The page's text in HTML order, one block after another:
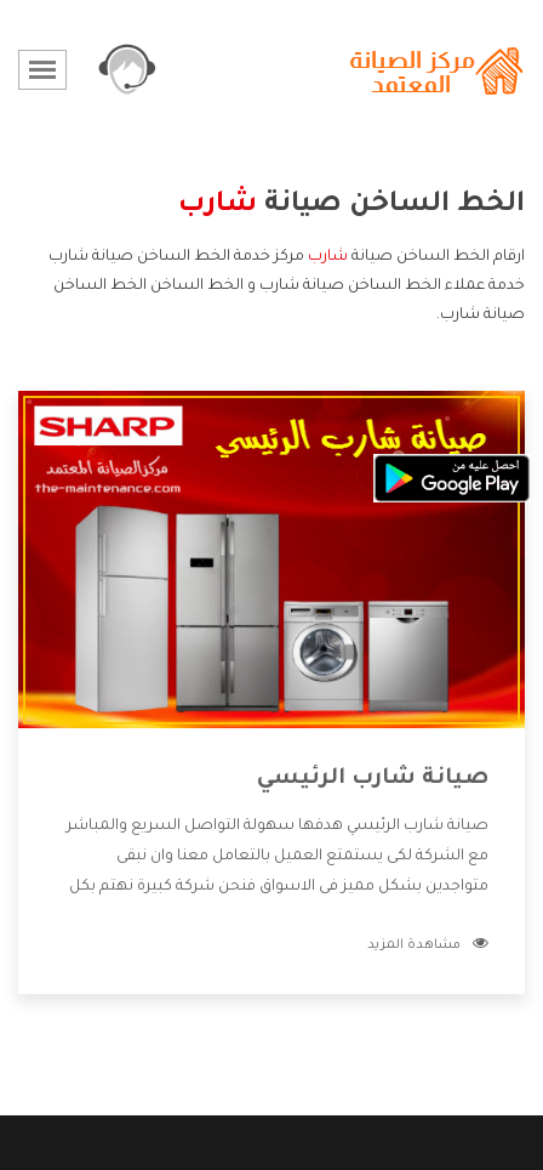
الخط الساخن صيانة شارب
ارقام الخط الساخن صيانة شارب مركز خدمة الخط الساخن صيانة شارب
خدمة عملاء الخط الساخن صيانة شارب و الخط الساخن الخط الساخن
صيانة شارب.
صيانة شارب الرئيسي
صيانة شارب الرئيسي هدفها سهولة التواصل السريع والمباشر
مع الشركة لكى يستمتع العميل بالتعامل معنا وان نبقى
متواجدين بشكل مميز فى الاسواق فنحن شركة كبيرة نهتم بكل
الشركة بها والتى تكون منها خدمة الصيانة التى تكون من أهم
مشاهدة المزيد